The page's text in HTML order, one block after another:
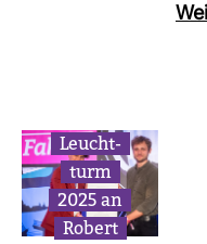
Leucht­
turm
2025 an
Robert